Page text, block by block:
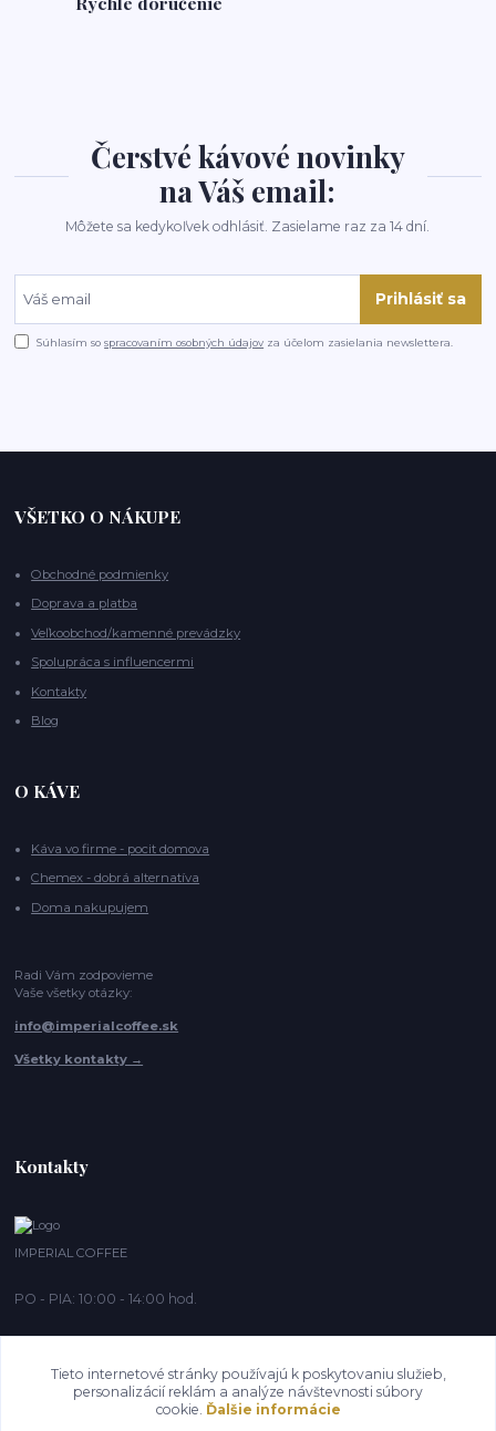
Čerstvé kávové novinky
na Váš email:
Môžete sa kedykoľvek odhlásiť. Zasielame raz za 14 dní.
Prihlásiť sa
Súhlasím sospracovaním osobných údajov za účelom zasielania newslettera.
VŠETKO O NÁKUPE
Obchodné podmienky
Doprava a platba
Veľkoobchod/kamenné prevádzky
Spolupráca s influencermi
Kontakty
Blog
O KÁVE
Káva vo firme - pocit domova
Chemex - dobrá alternatíva
Doma nakupujem
Radi Vám zodpovieme
Vaše všetky otázky:
info@imperialcoffee.sk
Všetky kontakty →
Kontakty
IMPERIAL COFFEE
PO - PIA: 10:00 - 14:00 hod.
Tieto internetové stránky používajú k poskytovaniu služieb,
personalizácií reklám a analýze návštevnosti súbory
cookie. Ďalšie informácie